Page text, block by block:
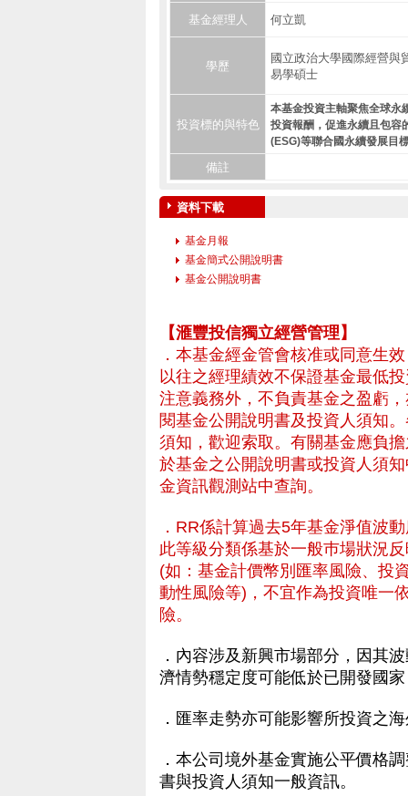
基金經理人 何立凱
學歷
國立政治大學國際經營與
易學碩士
投資標的與特色
本基金投資主軸聚焦全球永
投資報酬，促進永續且包容
(ESG)等聯合國永續發展目
備註
資料下載
基金月報
基金簡式公開說明書
基金公開說明書
【滙豐投信獨立經營管理】
．本基金經金管會核准或同意生
以往之經理績效不保證基金最低
注意義務外，不負責基金之盈虧
閱基金公開說明書及投資人須知
須知，歡迎索取。有關基金應負
於基金之公開說明書或投資人須
金資訊觀測站中查詢。
．RR係計算過去5年基金淨值波
此等級分類係基於一般巿場狀況
(如：基金計價幣別匯率風險、投
動性風險等)，不宜作為投資唯一
險。
．內容涉及新興市場部分，因其
濟情勢穩定度可能低於已開發國
．匯率走勢亦可能影響所投資之
．本公司境外基金實施公平價格
書與投資人須知一般資訊。